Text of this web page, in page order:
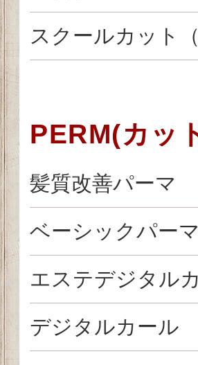
スクールカット
PERM(カッ
髪質改善パーマ
ベーシックパー
エステデジタル
デジタルカール